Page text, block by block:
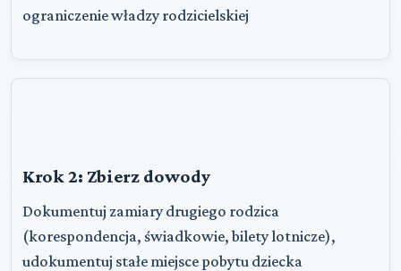
ograniczenie władzy rodzicielskiej
Krok 2: Zbierz dowody
Dokumentuj zamiary drugiego rodzica
(korespondencja, świadkowie, bilety lotnicze),
udokumentuj stałe miejsce pobytu dziecka